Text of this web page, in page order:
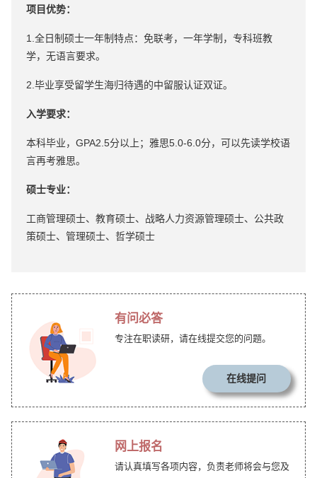
项目优势：
1.全日制硕士一年制特点：免联考，一年学制，专科班教
学，无语言要求。
2.毕业享受留学生海归待遇的中留服认证双证。
入学要求：
本科毕业，GPA2.5分以上；雅思5.0-6.0分，可以先读学校语
言再考雅思。
硕士专业：
工商管理硕士、教育硕士、战略人力资源管理硕士、公共政
策硕士、管理硕士、哲学硕士
有问必答
专注在职读研，请在线提交您的问题。
在线提问
网上报名
请认真填写各项内容，负责老师将会与您及